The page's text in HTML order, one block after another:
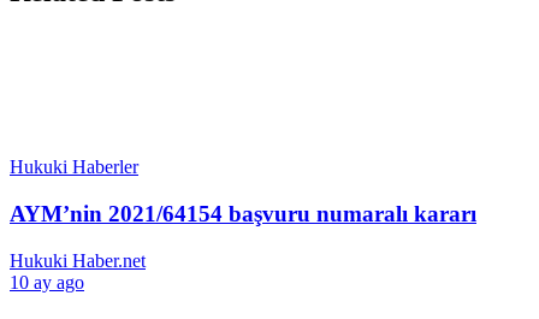
Hukuki Haberler
AYM’nin 2021/64154 başvuru numaralı kararı
Hukuki Haber.net
10 ay ago